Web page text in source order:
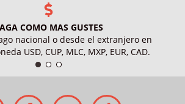
COMO MAS GUSTES
nacional o desde el extranjero en
USD, CUP, MLC, MXP, EUR, CAD.